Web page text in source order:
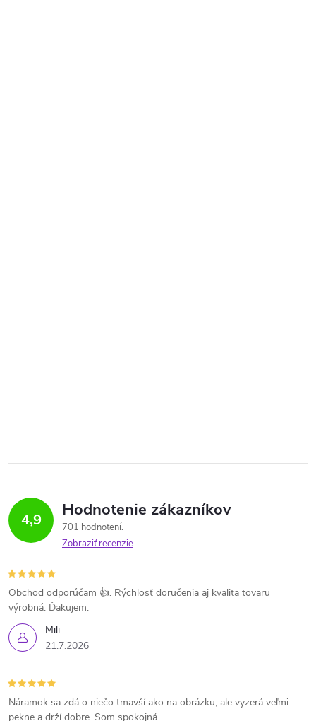
4,9 Hodnotenie zákazníkov
701 hodnotení
Zobraziť recenzie
Mili
21.7.2026
Obchod odporúčam 👍. Rýchlosť doručenia aj kvalita tovaru
výrobná. Ďakujem.
Náramok sa zdá o niečo tmavší ako na obrázku, ale vyzerá veľmi
pekne a drží dobre. Som spokojná